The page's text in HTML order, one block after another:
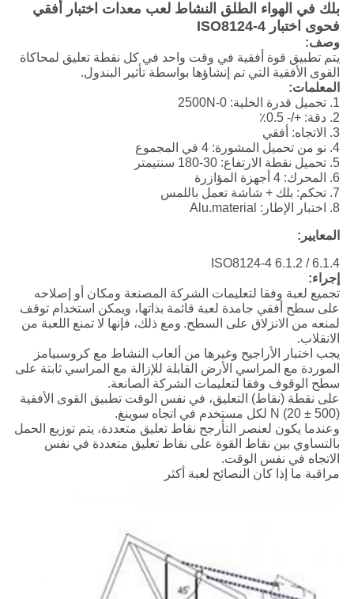
بلك في الهواء الطلق النشاط لعب معدات اختبار أفقي
فحوى اختبار ISO8124-4
وصف:
يتم تطبيق قوة أفقية في وقت واحد في كل نقطة تعليق لمحاكاة
القوى الأفقية التي تم إنشاؤها بواسطة تأثير البندول.
المعلمات:
1. تحميل قدرة الخلية: 0-2500N
2. دقة: +/- 0.5٪
3. الاتجاه: أفقي
4. نو من تحميل المشورة: 4 في المجموع
5. تحميل نقطة الارتفاع: 30-180 سنتيمتر
6. المحرك: 4 أجهزة المؤازرة
7. تحكم: بلك + شاشة تعمل باللمس
8. اختبار الإطار: Alu.material
المعايير:
ISO8124-4 6.1.2 / 6.1.4
إجراء:
تجميع لعبة وفقا لتعليمات الشركة المصنعة ومكان أو إصلاحه
على سطح أفقي جامدة لعبة قائمة بذاتها، ويمكن استخدام توقف
لمنعه من الانزلاق على السطح. ومع ذلك، فإنها لا تمنع اللعبة من
الانقلاب.
يجب اختبار الأراجيح وغيرها من ألعاب النشاط مع كروسبيامز
الموردة مع المراسي الأرض القابلة للإزالة مع المراسي ثابتة على
سطح الوقوف وفقا لتعليمات الشركة الصانعة.
على نقطة (نقاط) التعليق، في نفس الوقت تطبيق القوى الأفقية
(500 ± 20) N لكل مستخدم في اتجاه سوينغ.
وعندما يكون لعنصر التأرجح نقاط تعليق متعددة، يتم توزيع الحمل
بالتساوي بين نقاط القوة على نقاط تعليق متعددة في نفس
الاتجاه في نفس الوقت.
مراقبة ما إذا كان النصائح لعبة أكثر